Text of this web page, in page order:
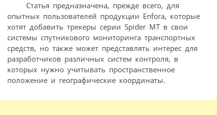
Статья предназначена, прежде всего, для
опытных пользователей продукции Enfora, которые
хотят добавить трекеры серии Spider MT в свои
системы спутникового мониторинга транспортных
средств, но также может представлять интерес для
разработчиков различных систем контроля, в
которых нужно учитывать пространственное
положение и географические координаты.